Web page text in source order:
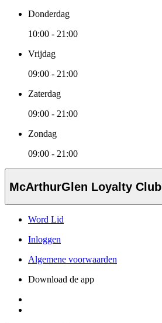
Donderdag
10:00 - 21:00
Vrijdag
09:00 - 21:00
Zaterdag
09:00 - 21:00
Zondag
09:00 - 21:00
McArthurGlen Loyalty Club
Word Lid
Inloggen
Algemene voorwaarden
Download de app